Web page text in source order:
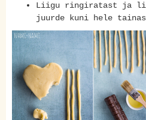
Liigu ringiratast ja
juurde kuni hele